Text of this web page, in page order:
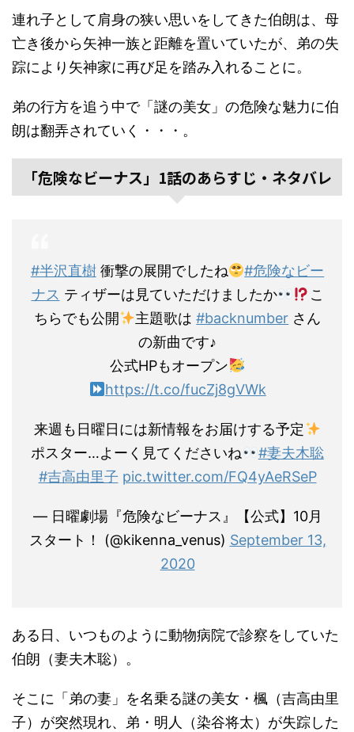
連れ子として肩身の狭い思いをしてきた伯朗は、母
亡き後から矢神一族と距離を置いていたが、弟の失
踪により矢神家に再び足を踏み入れることに。
弟の行方を追う中で「謎の美女」の危険な魅力に伯
朗は翻弄されていく・・・。
「危険なビーナス」1話のあらすじ・ネタバレ
#半沢直樹衝撃の展開でしたね
#危険なビー
ナス ティザーは見ていただけましたか
こ
ちらでも公開
主題歌は#backnumber さん
の新曲です♪
公式HPもオープン
https://t.co/fucZj8gVWk
来週も日曜日には新情報をお届けする予定
ポスター…よーく見てくださいね
#妻夫木聡
#吉高由里子 pic.twitter.com/FQ4yAeRSeP
— 日曜劇場『危険なビーナス』【公式】10月
スタート！ (@kikenna_venus) September 13,
2020
ある日、いつものように動物病院で診察をしていた
伯朗（妻夫木聡）。
そこに「弟の妻」を名乗る謎の美女・楓（吉高由里
子）が突然現れ、弟・明人（染谷将太）が失踪した